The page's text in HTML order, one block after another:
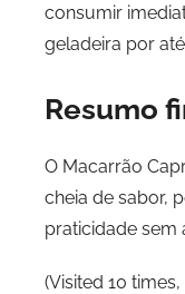
consumir
geladeira por até
Resumo
O Macarrão
cheia de sabor,
praticidade sem
(Visited 10